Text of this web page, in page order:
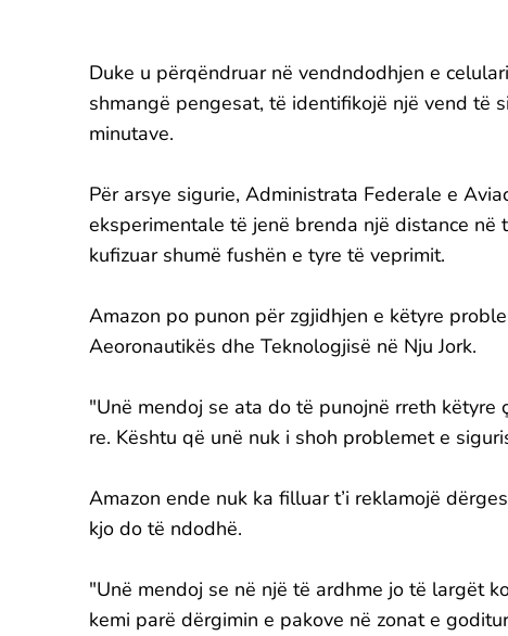
Duke u përqëndruar në vendndodhjen e
shmangë pengesat, të identifikojë një vend të
minutave.
Për arsye sigurie, Administrata Federale e
eksperimentale të jenë brenda një distance
kufizuar shumë fushën e tyre të veprimit.
Amazon po punon për zgjidhjen e këtyre
Aeoronautikës dhe Teknologjisë në Nju Jork.
"Unë mendoj se ata do të punojnë rreth
re. Kështu që unë nuk i shoh problemet e
Amazon ende nuk ka filluar t’i reklamojë
kjo do të ndodhë.
"Unë mendoj se në një të ardhme jo të largët
kemi parë dërgimin e pakove në zonat e